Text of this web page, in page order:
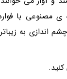
ی مصنوعی با
اندازی به